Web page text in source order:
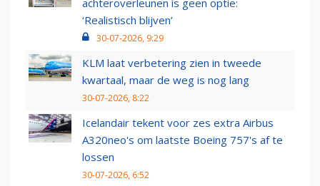
achteroverleunen is geen optie:
‘Realistisch blijven’
30-07-2026, 9:29
KLM laat verbetering zien in tweede
kwartaal, maar de weg is nog lang
30-07-2026, 8:22
Icelandair tekent voor zes extra Airbus
A320neo's om laatste Boeing 757's af te
lossen
30-07-2026, 6:52